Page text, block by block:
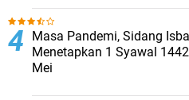
Masa Pandemi, Sidang
Menetapkan 1 Syawal
Mei